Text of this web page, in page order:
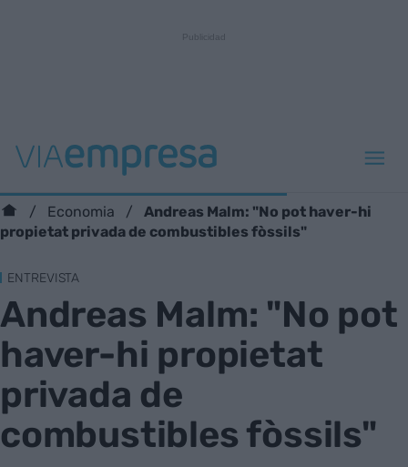
Economia
Andreas Malm: "No pot haver-hi
propietat privada de combustibles fòssils"
ENTREVISTA
Andreas Malm: "No pot
haver-hi propietat
privada de
combustibles fòssils"